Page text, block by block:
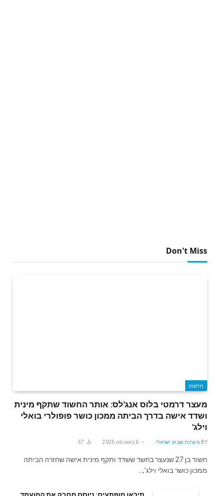
Don't Miss
חדשות
מעצר דרמטי בלוס אנג'לס: אותר החשוד שתקף מינית
ושדד אישה בדרך הביתה ממכון כושר פופולרי בואלי
וילג'
BY מערכת שבוע ישראלי 6 באוגוסט 2026 57
חשוד בן 27 שנעצר בחשד ששדד ותקף מינית אישה שחזרה הביתה
ממכון כושר בואלי וילג',…